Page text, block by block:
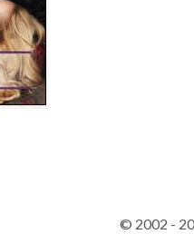
© 2002 -